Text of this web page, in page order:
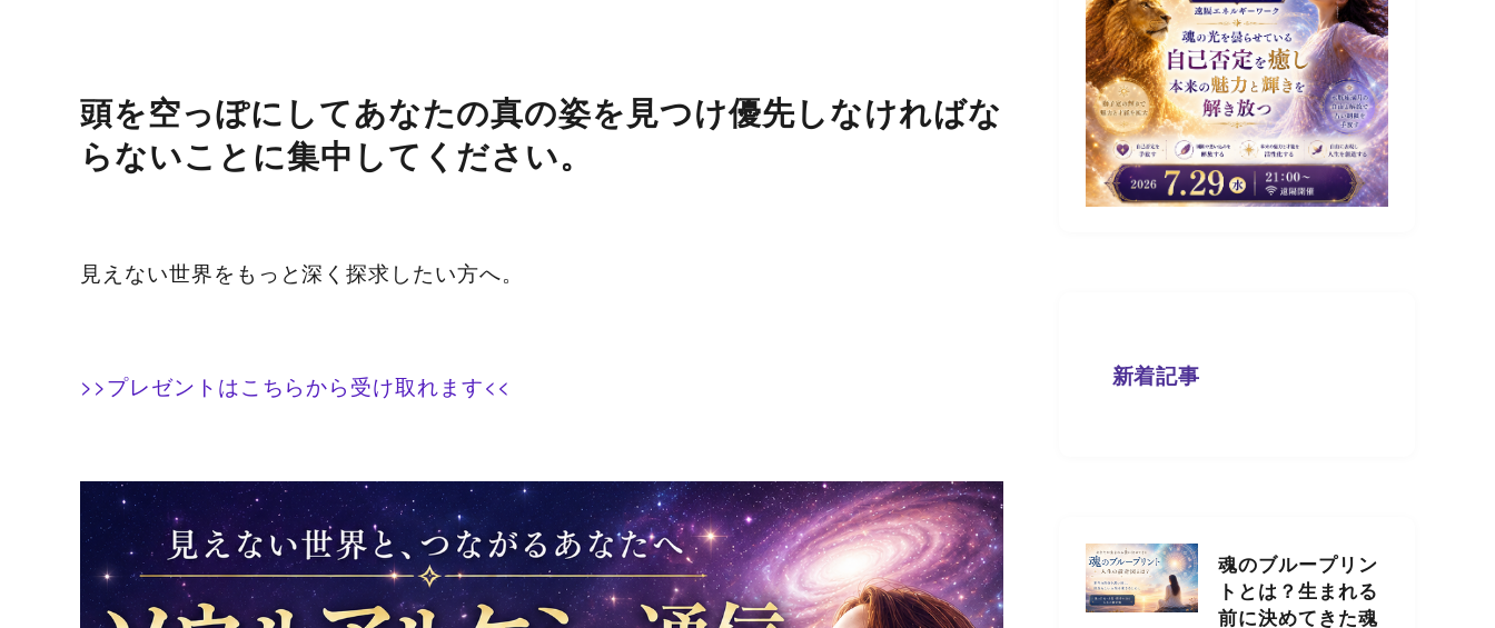
頭を空っぽにしてあなたの真の姿を見つけ優先しなければな
らないことに集中してください。
見えない世界をもっと深く探求したい方へ。
>>プレゼントはこちらから受け取れます<< 新着記事
魂のブループリン
トとは？生まれる
前に決めてきた魂